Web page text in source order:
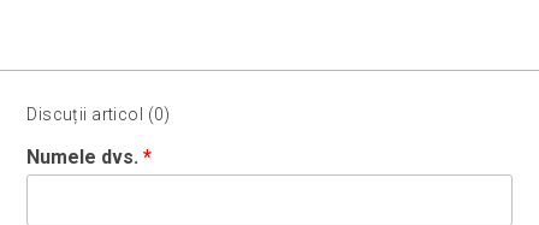
Discuții articol (0)
Numele dvs.